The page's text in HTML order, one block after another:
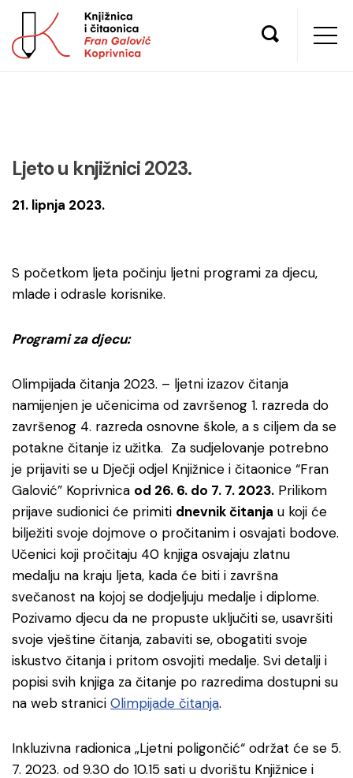
Ljeto u knjižnici 2023.
21. lipnja 2023.
S početkom ljeta počinju ljetni programi za djecu,
mlade i odrasle korisnike.
Programi za djecu:
Olimpijada čitanja 2023. – ljetni izazov čitanja
namijenjen je učenicima od završenog 1. razreda do
završenog 4. razreda osnovne škole, a s ciljem da se
potakne čitanje iz užitka. Za sudjelovanje potrebno
je prijaviti se u Dječji odjel Knjižnice i čitaonice “Fran
Galović” Koprivnica od 26. 6. do 7. 7. 2023. Prilikom
prijave sudionici će primiti dnevnik čitanja u koji će
bilježiti svoje dojmove o pročitanim i osvajati bodove.
Učenici koji pročitaju 40 knjiga osvajaju zlatnu
medalju na kraju ljeta, kada će biti i završna
svečanost na kojoj se dodjeljuju medalje i diplome.
Pozivamo djecu da ne propuste uključiti se, usavršiti
svoje vještine čitanja, zabaviti se, obogatiti svoje
iskustvo čitanja i pritom osvojiti medalje. Svi detalji i
popisi svih knjiga za čitanje po razredima dostupni su
na web stranici Olimpijade čitanja.
Inkluzivna radionica „Ljetni poligončić“ održat će se 5.
7. 2023. od 9.30 do 10.15 sati u dvorištu Knjižnice i